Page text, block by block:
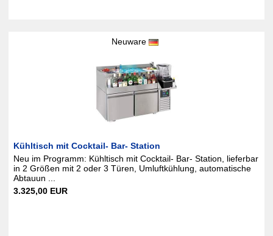
Neuware
Kühltisch mit Cocktail- Bar- Station
Neu im Programm: Kühltisch mit Cocktail- Bar- Station, lieferbar
in 2 Größen mit 2 oder 3 Türen, Umluftkühlung, automatische
Abtauun ...
3.325,00 EUR